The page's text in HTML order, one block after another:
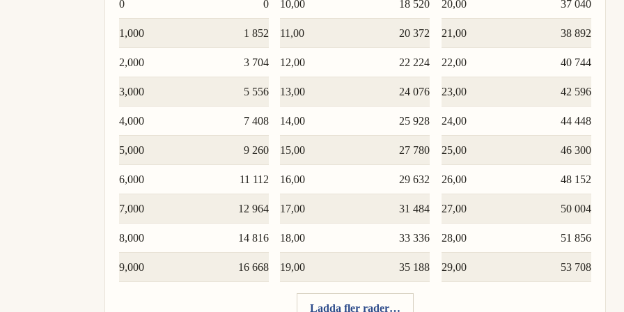
0 0
1,000 1 852
2,000 3 704
3,000 5 556
4,000 7 408
5,000 9 260
6,000 11 112
7,000 12 964
8,000 14 816
9,000 16 668
10,00 18 520
11,00 20 372
12,00 22 224
13,00 24 076
14,00 25 928
15,00 27 780
16,00 29 632
17,00 31 484
18,00 33 336
19,00 35 188
20,00 37 040
21,00 38 892
22,00 40 744
23,00 42 596
24,00 44 448
25,00 46 300
26,00 48 152
27,00 50 004
28,00 51 856
29,00 53 708
Ladda fler rader…